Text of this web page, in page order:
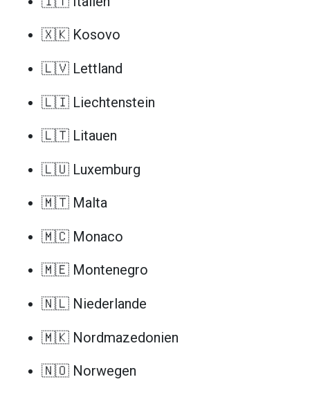
🇽🇰 Kosovo
🇱🇻 Lettland
🇱🇮 Liechtenstein
🇱🇹 Litauen
🇱🇺 Luxemburg
🇲🇹 Malta
🇲🇨 Monaco
🇲🇪 Montenegro
🇳🇱 Niederlande
🇲🇰 Nordmazedonien
🇳🇴 Norwegen